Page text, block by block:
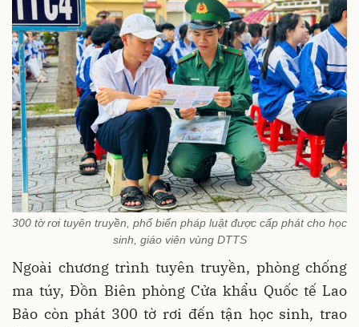
300 tờ rơi tuyên truyền, phổ biến pháp luật được cấp phát cho học
sinh, giáo viên vùng DTTS
Ngoài chương trình tuyên truyền, phòng chống
ma túy, Đồn Biên phòng Cửa khẩu Quốc tế Lao
Bảo còn phát 300 tờ rơi đến tận học sinh, trao